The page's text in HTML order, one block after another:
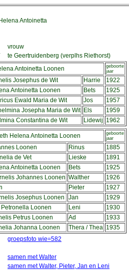
Antoinetta
vrouw
te Geertruidenberg (verplhs Riethorst)
Antoinetta Loonen
geboorte
jaar
Josephus de Wit Harrie
1922
Antoinetta Loonen Bets
1925
Ewald Maria de Wit Jos
1957
Josepha Maria de Wit Els
1959
Constantina de Wit Lidewij 1962
Helena Antoinetta Loonen
geboorte
jaar
Loonen Rinus
1885
de Vet Lieske
1891
Antoinetta Loonen Bets
1925
Johannes Loonen Walther
1926
Pieter
1927
Josephus Loonen Jan
1929
Loonen Leni
1930
Petrus Loonen Ad
1933
Johanna Loonen Thera / Thea 1935
groepsfoto wie=582
samen met Walter
samen met Walter, Pieter, Jan en Leni